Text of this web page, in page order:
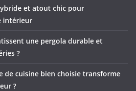
et atout chic pour
intérieur
une pergola durable et
?
de cuisine bien choisie transforme
?